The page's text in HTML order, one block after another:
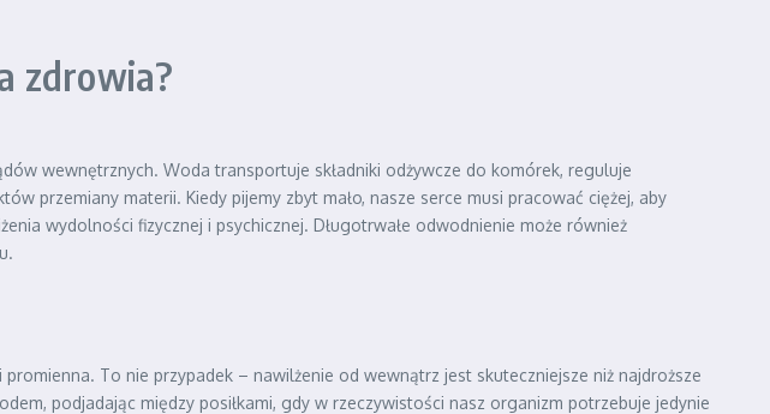
zdrowia?
wewnętrznych. Woda transportuje składniki odżywcze do komórek, reguluje
przemiany materii. Kiedy pijemy zbyt mało, nasze serce musi pracować ciężej, aby
wydolności fizycznej i psychicznej. Długotrwałe odwodnienie może również
To nie przypadek – nawilżenie od wewnątrz jest skuteczniejsze niż najdroższe
podjadając między posiłkami, gdy w rzeczywistości nasz organizm potrzebuje jedynie